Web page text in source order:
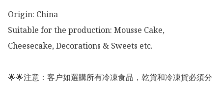
Origin: China
Suitable for the production: Mousse Cake,
Cheesecake, Decorations & Sweets etc.
🌟🌟注意：客户如選購所有冷凍食品，乾貨和冷凍貨必須分